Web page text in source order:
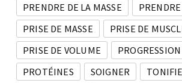
PRENDRE DE LA MASSE
PRISE DE MASSE
PRISE DE
PRISE DE VOLUME
PROGRESSION
PROTÉINES
SOIGNER